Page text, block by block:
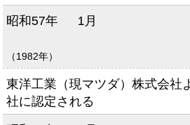
昭和57年 1月
（1982年）
東洋工業（現マツダ）株式会社
社に認定される